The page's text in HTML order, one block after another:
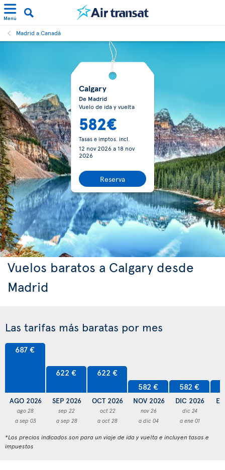
Menú
Madrid a Canadá
Calgary
De Madrid
Vuelo de ida y vuelta
582€
Tasas e imptos. incl.
12 nov 2026a 18 nov
2026
Reserva
Vuelos baratos a Calgary desde
Madrid
Las tarifas más baratas por mes
687 €
AGO 2026
ago 28
a sep 03
622 €
SEP 2026
sep 22
a sep 28
622 €
OCT 2026
oct 22
a oct 28
582 €
NOV 2026
nov 26
a dic 04
582 €
DIC 2026
dic 24
a ene 01
*Los precios indicados son para un viaje de ida y vuelta e incluyen tasas e
impuestos